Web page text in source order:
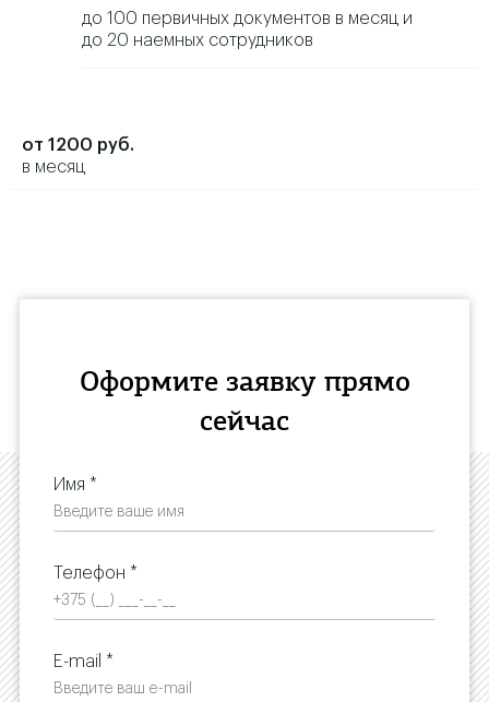
до 100 первичных документов в месяц и
до 20 наемных сотрудников
от 1200 руб.
в месяц
Оформите заявку прямо
сейчас
Имя *
Телефон *
E-mail *